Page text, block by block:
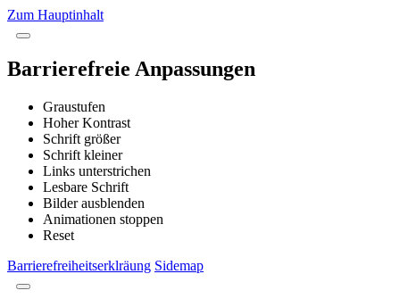
Zum Hauptinhalt
Barrierefreie Anpassungen
Graustufen
Hoher Kontrast
Schrift größer
Schrift kleiner
Links unterstrichen
Lesbare Schrift
Bilder ausblenden
Animationen stoppen
Reset
Barrierefreiheitserklräung Sidemap